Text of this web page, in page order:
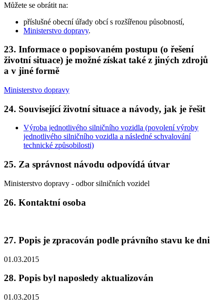
Můžete se obrátit na:
příslušné obecní úřady obcí s rozšířenou působností,
Ministerstvo dopravy.
23. Informace o popisovaném postupu (o řešení
životní situace) je možné získat také z jiných zdrojů
a v jiné formě
Ministerstvo dopravy
24. Související životní situace a návody, jak je řešit
Výroba jednotlivého silničního vozidla (povolení výroby
jednotlivého silničního vozidla a následné schvalování
technické způsobilosti)
25. Za správnost návodu odpovídá útvar
Ministerstvo dopravy - odbor silničních vozidel
26. Kontaktní osoba
27. Popis je zpracován podle právního stavu ke dni
01.03.2015
28. Popis byl naposledy aktualizován
01.03.2015